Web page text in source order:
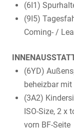
(6I1)
(9I5)
Coming- /
(6YD)
beheizbar
(3A2)
ISO-Size, 2 x
vorn BF-Seite